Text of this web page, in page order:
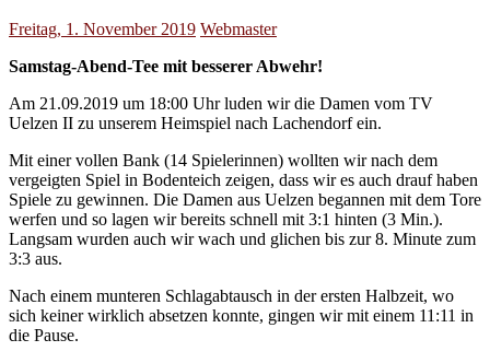
Freitag, 1. November 2019 Webmaster
Samstag-Abend-Tee mit besserer Abwehr!
Am 21.09.2019 um 18:00 Uhr luden wir die Damen vom TV
Uelzen II zu unserem Heimspiel nach Lachendorf ein.
Mit einer vollen Bank (14 Spielerinnen) wollten wir nach dem
vergeigten Spiel in Bodenteich zeigen, dass wir es auch drauf haben
Spiele zu gewinnen. Die Damen aus Uelzen begannen mit dem Tore
werfen und so lagen wir bereits schnell mit 3:1 hinten (3 Min.).
Langsam wurden auch wir wach und glichen bis zur 8. Minute zum
3:3 aus.
Nach einem munteren Schlagabtausch in der ersten Halbzeit, wo
sich keiner wirklich absetzen konnte, gingen wir mit einem 11:11 in
die Pause.